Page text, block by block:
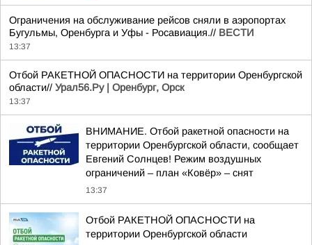
Ограничения на обслуживание рейсов сняли в аэропортах
Бугульмы, Оренбурга и Уфы - Росавиация.// ВЕСТИ
13:37
Отбой РАКЕТНОЙ ОПАСНОСТИ на территории Оренбургской
области// Урал56.Ру | Оренбург, Орск
13:37
ВНИМАНИЕ. Отбой ракетной опасности на
территории Оренбургской области, сообщает
Евгений Солнцев! Режим воздушных
ограничений – план «Ковёр» – снят
13:37
Отбой РАКЕТНОЙ ОПАСНОСТИ на
территории Оренбургской области